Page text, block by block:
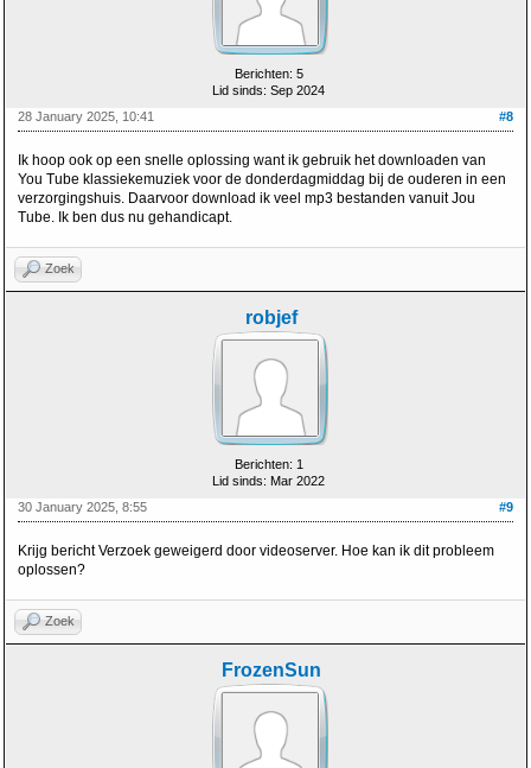
Berichten: 5
Lid sinds: Sep 2024
#8
28 January 2025, 10:41
Ik hoop ook op een snelle oplossing want ik gebruik het downloaden van
You Tube klassiekemuziek voor de donderdagmiddag bij de ouderen in een
verzorgingshuis. Daarvoor download ik veel mp3 bestanden vanuit Jou
Tube. Ik ben dus nu gehandicapt.
Zoek
robjef
Berichten: 1
Lid sinds: Mar 2022
#9
30 January 2025, 8:55
Krijg bericht Verzoek geweigerd door videoserver. Hoe kan ik dit probleem
oplossen?
Zoek
FrozenSun